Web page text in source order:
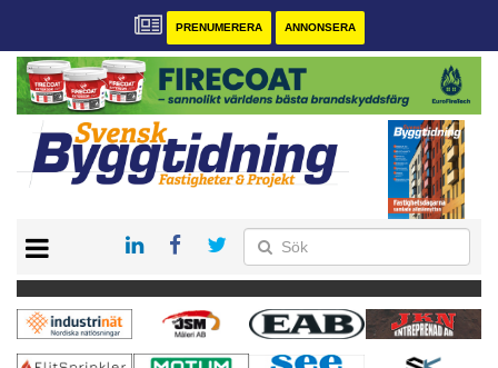
PRENUMERERA ANNONSERA
PRENUMERERA
VÅRA ANDRA MAGASIN